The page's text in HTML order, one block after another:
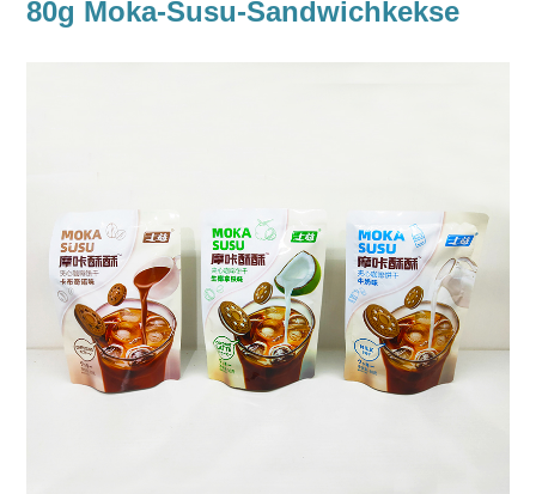
80g Moka-Susu-Sandwichkekse